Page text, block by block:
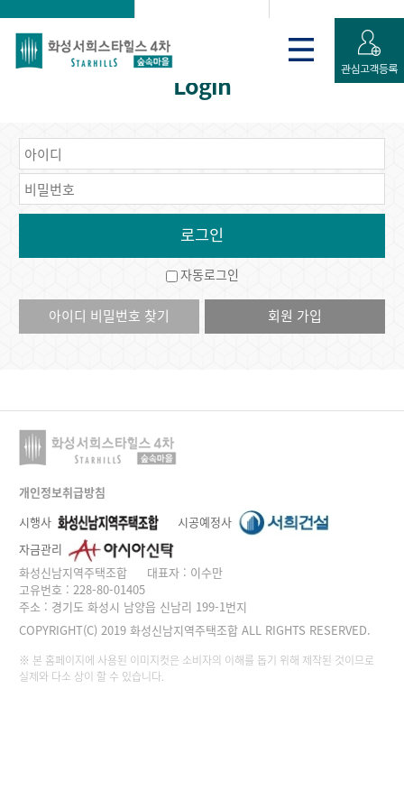
Login
자동로그인
아이디 비밀번호 찾기 회원 가입
개인정보취급방침
시행사
시공예정사
자금관리
화성신남지역주택조합
대표자 : 이수만
고유번호 : 228-80-01405
주소 : 경기도 화성시 남양읍 신남리 199-1번지
COPYRIGHT(C) 2019 화성신남지역주택조합 ALL RIGHTS RESERVED.
※ 본 홈페이지에 사용된 이미지컷은 소비자의 이해를 돕기 위해 제작된 것이므로
실제와 다소 상이 할 수 있습니다.